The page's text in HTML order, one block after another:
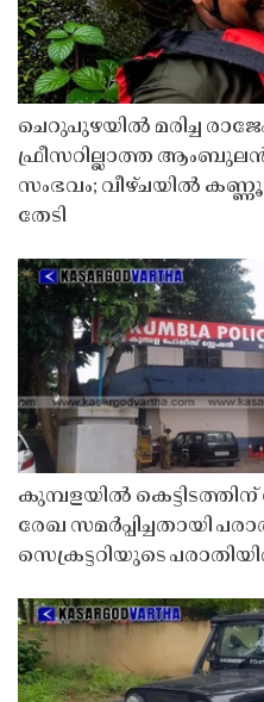
ചെറുപുഴയിൽ മരിച്ച
ഫ്രീസറില്ലാത്ത
സംഭവം; വീഴ്ചയിൽ
തേടി
കുമ്പളയിൽ
രേഖ സമർപ്പിച്ചതായി
സെക്രട്ടറിയുടെ